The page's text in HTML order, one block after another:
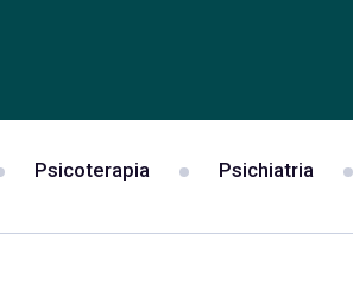
Psicoterapia Psichiatria